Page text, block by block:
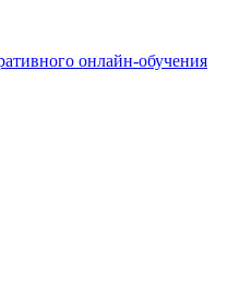
онлайн‑обучения